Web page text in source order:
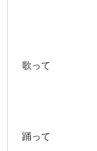
歌って
踊って